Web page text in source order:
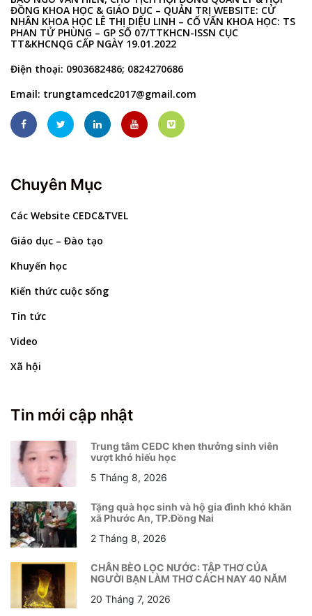
ĐỒNG KHOA HỌC & GIÁO DỤC – QUẢN TRỊ WEBSITE: CỬ
NHÂN KHOA HỌC LÊ THỊ DIỆU LINH – CỐ VẤN KHOA HỌC: TS
PHAN TỬ PHÙNG – GP SỐ 07/TTKHCN-ISSN CỤC
TT&KHCNQG CẤP NGÀY 19.01.2022
Điện thoại: 0903682486; 0824270686
Email: trungtamcedc2017@gmail.com
Chuyên Mục
Các Website CEDC&TVEL
Giáo dục – Đào tạo
Khuyến học
Kiến thức cuộc sống
Tin tức
Video
Xã hội
Tin mới cập nhật
Trung tâm CEDC khen thưởng sinh viên
vượt khó hiếu học
5 Tháng 8, 2026
Tặng quà học sinh và hộ gia đình khó khăn
xã Phước An, TP.Đồng Nai
2 Tháng 8, 2026
CHÂN BÈO LỌC NƯỚC: TẬP THƠ CỦA
NGƯỜI BẠN LÀM THƠ CÁCH NAY 40 NĂM
20 Tháng 7, 2026